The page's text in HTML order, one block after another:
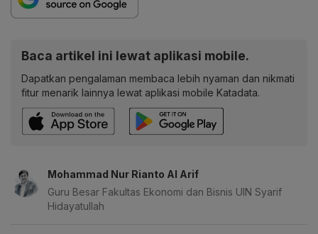
Baca artikel ini lewat aplikasi mobile.
Dapatkan pengalaman membaca lebih nyaman dan nikmati
fitur menarik lainnya lewat aplikasi mobile Katadata.
Mohammad Nur Rianto Al Arif
Guru Besar Fakultas Ekonomi dan Bisnis UIN Syarif
Hidayatullah